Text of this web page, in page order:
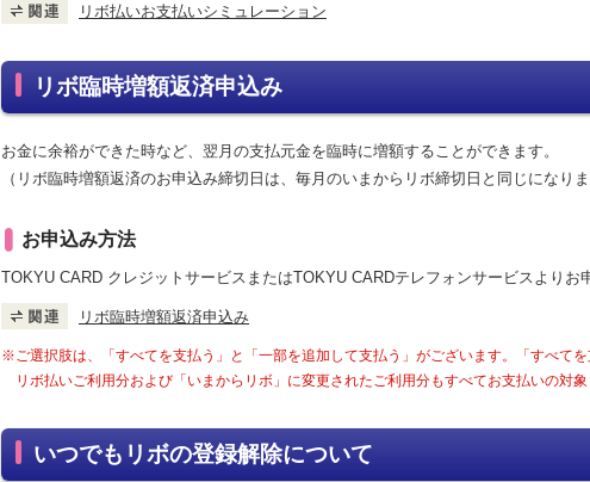
リボ払いお支払いシミュレーション
リボ臨時増額返済申込み
お金に余裕ができた時など、翌月の支払元金を臨時に増額することができます。
（リボ臨時増額返済のお申込み締切日は、毎月のいまからリボ締切日と同じになり
お申込み方法
TOKYU CARD クレジットサービスまたはTOKYU CARDテレフォンサービスよりお
リボ臨時増額返済申込み
※ご選択肢は、「すべてを支払う」と「一部を追加して支払う」がございます。「すべて
リボ払いご利用分および「いまからリボ」に変更されたご利用分もすべてお支払いの対
いつでもリボの登録解除について